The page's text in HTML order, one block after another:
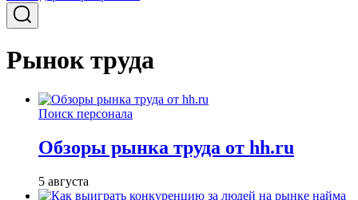
Рынок труда
Поиск персонала
Обзоры рынка труда от hh.ru
5 августа